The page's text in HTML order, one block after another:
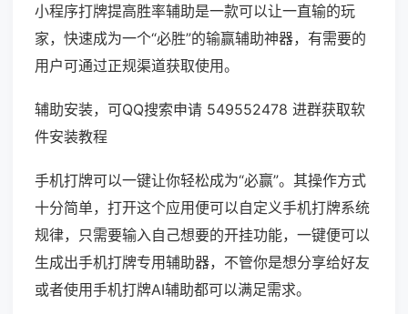
小程序打牌提高胜率辅助是一款可以让一直输的玩
家，快速成为一个“必胜”的输赢辅助神器，有需要的
用户可通过正规渠道获取使用。
辅助安装，可QQ搜索申请 549552478 进群获取软
件安装教程
手机打牌可以一键让你轻松成为“必赢”。其操作方式
十分简单，打开这个应用便可以自定义手机打牌系统
规律，只需要输入自己想要的开挂功能，一键便可以
生成出手机打牌专用辅助器，不管你是想分享给好友
或者使用手机打牌AI辅助都可以满足需求。